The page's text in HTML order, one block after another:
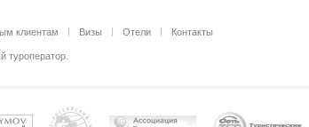
клиентам Визы Отели Контакты
туроператор.